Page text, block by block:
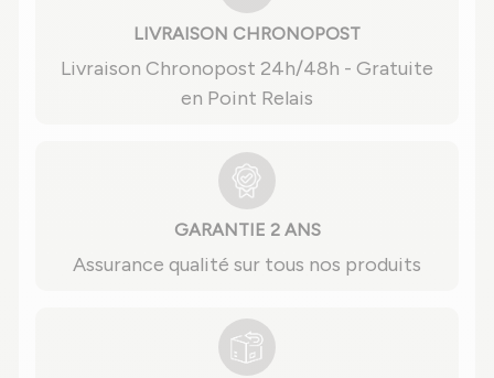
LIVRAISON CHRONOPOST
Livraison Chronopost 24h/48h - Gratuite
en Point Relais
GARANTIE 2 ANS
Assurance qualité sur tous nos produits